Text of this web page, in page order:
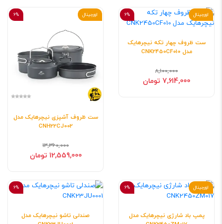
6% اورجینال
ست ظروف چهار تکه نیچرهایک
مدل CNK2450CF010
8,100,000
7,614,000 تومان
6% اورجینال
ست ظروف آشپزی نیچرهایک مدل
CNH22CJ002
13,360,000
12,559,000 تومان
6% اورجینال
پمپ باد شارژی نیچرهایک مدل
6%
صندلی تاشو نیچرهایک مدل